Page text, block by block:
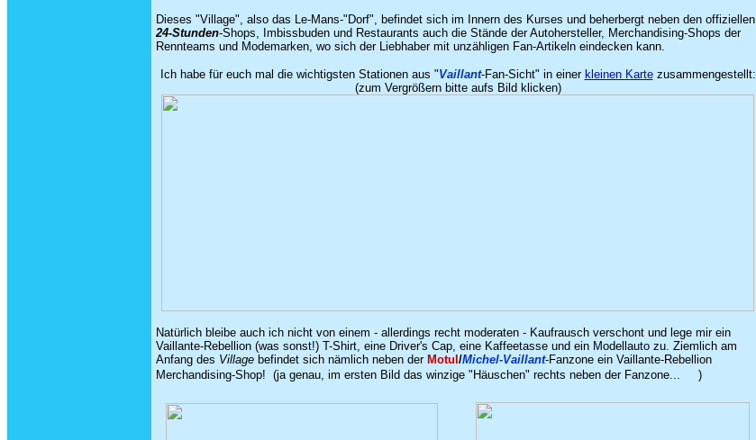
Dieses "Village", also das Le-Mans-"Dorf", befindet sich im Innern des Kurses und beherbergt neben den offiziellen
24-Stunden-Shops, Imbissbuden und Restaurants auch die Stände der Autohersteller, Merchandising-Shops der
Rennteams und Modemarken, wo sich der Liebhaber mit unzähligen Fan-Artikeln eindecken kann.
Ich habe für euch mal die wichtigsten Stationen aus "Vaillant-Fan-Sicht" in einer kleinen Kartezusammengestellt:
(zum Vergrößern bitte aufs Bild klicken)
Natürlich bleibe auch ich nicht von einem - allerdings recht moderaten - Kaufrausch verschont und lege mir ein
Vaillante-Rebellion (was sonst!) T-Shirt, eine Driver's Cap, eine Kaffeetasse und ein Modellauto zu. Ziemlich am
Anfang des Village befindet sich nämlich neben der Motul /Michel-Vaillant-Fanzone ein Vaillante-Rebellion
Merchandising-Shop! (ja genau, im ersten Bild das winzige "Häuschen" rechts neben der Fanzone... )